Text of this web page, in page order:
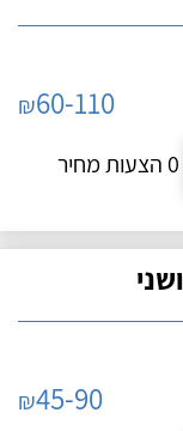
₪60-110
0 הצעות מחיר
₪45-90